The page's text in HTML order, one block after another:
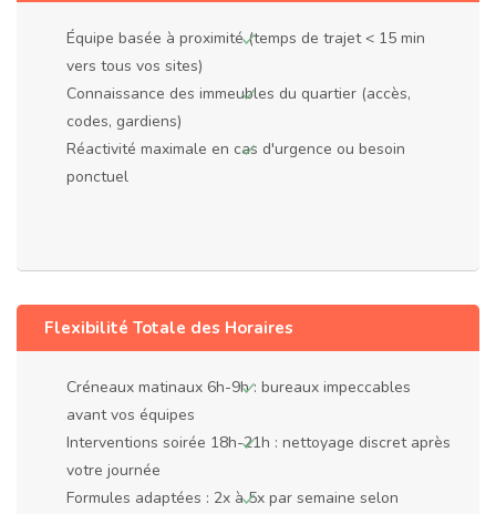
Équipe basée à proximité (temps de trajet < 15 min
vers tous vos sites)
Connaissance des immeubles du quartier (accès,
codes, gardiens)
Réactivité maximale en cas d'urgence ou besoin
ponctuel
Flexibilité Totale des Horaires
Créneaux matinaux 6h-9h : bureaux impeccables
avant vos équipes
Interventions soirée 18h-21h : nettoyage discret après
votre journée
Formules adaptées : 2x à 5x par semaine selon